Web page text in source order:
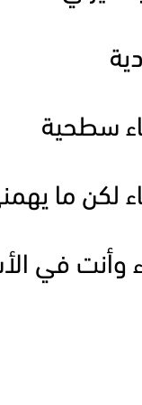
سطحية
لكن ما
وأنت في